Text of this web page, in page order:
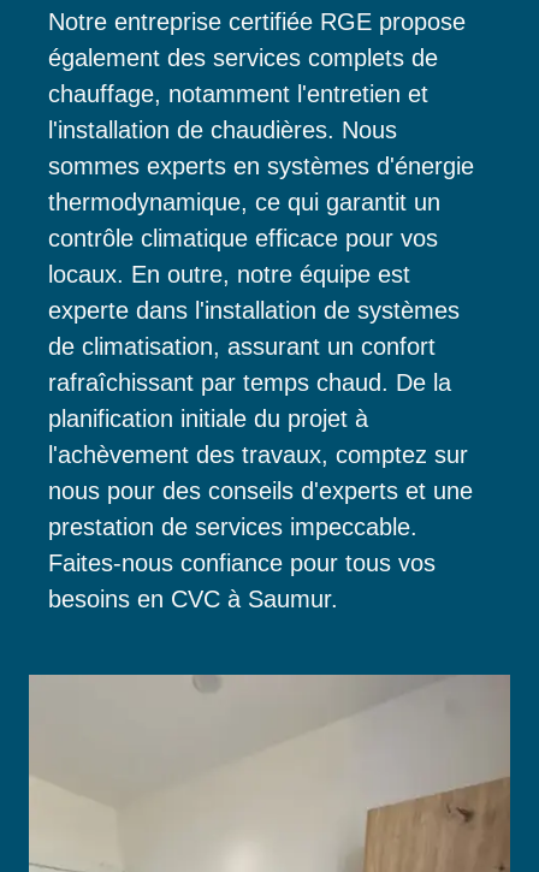
Notre entreprise certifiée RGE propose
également des services complets de
chauffage, notamment l'entretien et
l'installation de chaudières. Nous
sommes experts en systèmes d'énergie
thermodynamique, ce qui garantit un
contrôle climatique efficace pour vos
locaux. En outre, notre équipe est
experte dans l'installation de systèmes
de climatisation, assurant un confort
rafraîchissant par temps chaud. De la
planification initiale du projet à
l'achèvement des travaux, comptez sur
nous pour des conseils d'experts et une
prestation de services impeccable.
Faites-nous confiance pour tous vos
besoins en CVC à Saumur.